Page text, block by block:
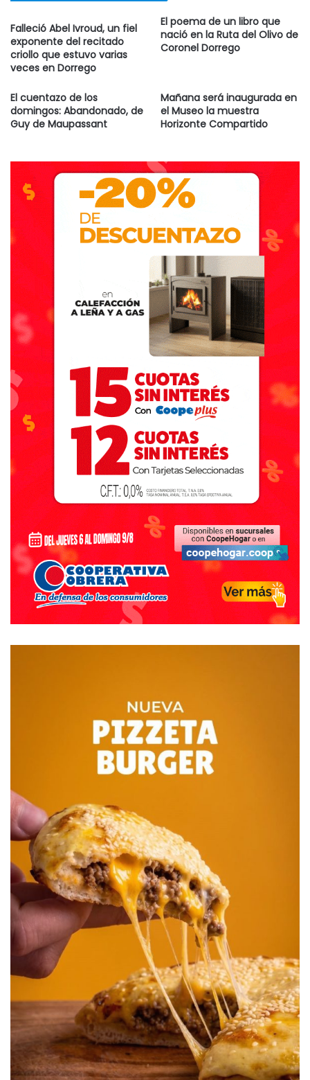
Falleció Abel Ivroud, un fiel
exponente del recitado
criollo que estuvo varias
veces en Dorrego
El poema de un libro que
nació en la Ruta del Olivo de
Coronel Dorrego
El cuentazo de los
domingos: Abandonado, de
Guy de Maupassant
Mañana será inaugurada en
el Museo la muestra
Horizonte Compartido